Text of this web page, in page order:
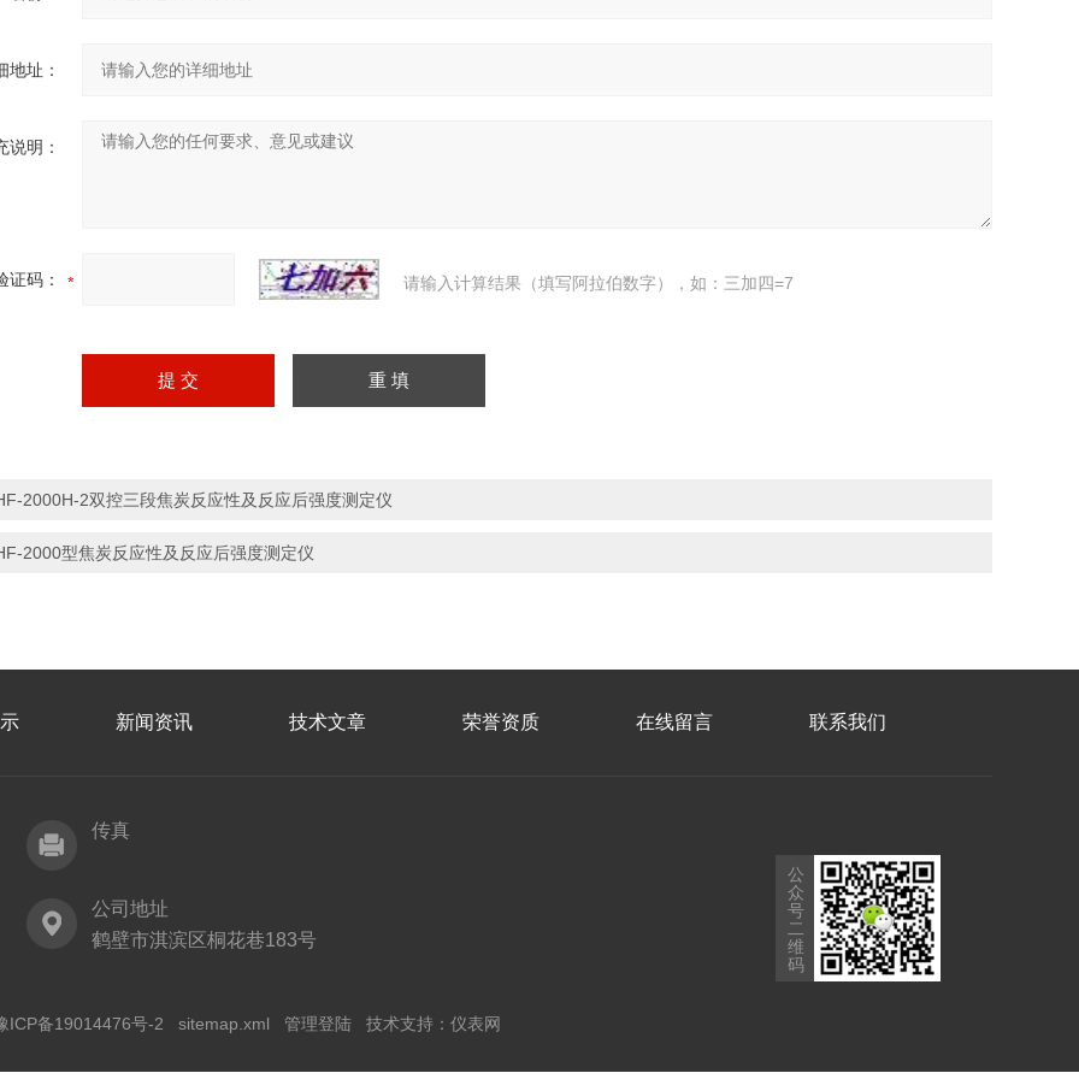
地址：
说明：
证码： 请输入计算结果（填写阿拉伯数字），如：三加四=7
2000H-2双控三段焦炭反应性及反应后强度测定仪
2000型焦炭反应性及反应后强度测定仪
新闻资讯 技术文章 荣誉资质 在线留言 联系我们
传真
公司地址
鹤壁市淇滨区桐花巷183号
ICP备19014476号-2 sitemap.xml 管理登陆 技术支持： 仪表网
公
众
号
二
维
码